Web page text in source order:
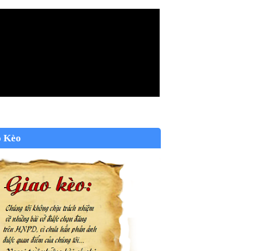
Kèo